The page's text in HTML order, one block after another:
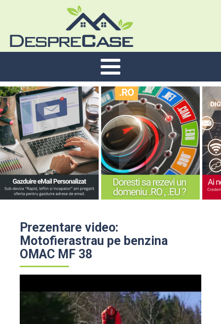
Prezentare video:
Motofierastrau pe benzina
OMAC MF 38